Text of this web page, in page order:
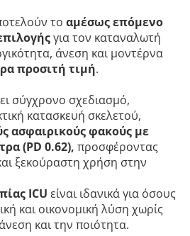
το αμέσως επόμενο
για τον καταναλωτή
άνεση και μοντέρνα
προσιτή τιμή.
σύγχρονο σχεδιασμό,
κατασκευή σκελετού,
ασφαιρικούς φακούς με
(PD 0.62), προσφέροντας
ξεκούραστη χρήση στην
ICU είναι ιδανικά για όσους
και οικονομική λύση χωρίς
και την ποιότητα.